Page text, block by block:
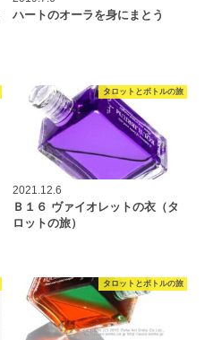
ハートのオーラを身にまとう
タロットとボトルの旅
2021.12.6
Ｂ１６ ヴァイオレットの衣（タ
ロットの旅）
タロットとボトルの旅